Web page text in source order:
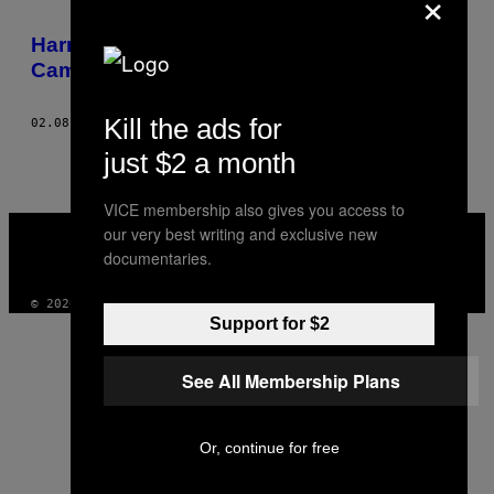
Harrie verbrast zijn uitkering op een
Cambodjaans strand
02.08.16 DOORSANNE ZURNÉ, TEKST DOOR KEES VAN UNEN
VICE
MEDIA
© 2026 VICE DIGITAL PUBLISHING, LLC
Kill the ads for
just $2 a month
VICE membership also gives you access to
our very best writing and exclusive new
documentaries.
Support for $2
See All Membership Plans
Or, continue for free